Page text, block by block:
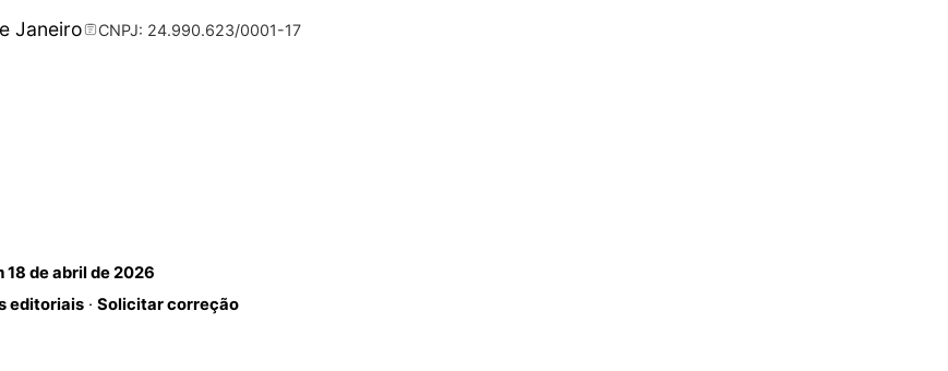
Janeiro CNPJ: 24.990.623/0001-17
18 de abril de 2026
editoriais· Solicitar correção